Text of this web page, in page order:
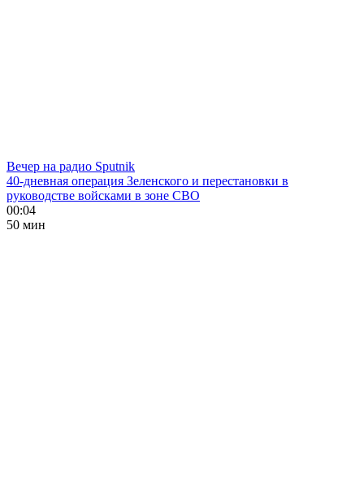
Вечер на радио Sputnik
40-дневная операция Зеленского и перестановки в
руководстве войсками в зоне СВО
00:04
50 мин